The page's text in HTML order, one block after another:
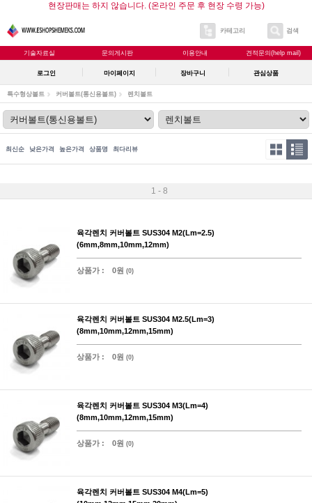
현장판매는 하지 않습니다. (온라인 주문 후 현장 수령 가능)
카테고리 검색
기술자료실 문의게시판 이용안내 견적문의(help mail)
로그인 마이페이지 장바구니 관심상품
특수형상볼트 커버볼트(통신용볼트) 렌치볼트
최신순 낮은가격 높은가격 상품명 최다리뷰
1 - 8
육각렌치 커버볼트 SUS304 M2(Lm=2.5)
(6mm,8mm,10mm,12mm)
상품가 : 0원 (0)
육각렌치 커버볼트 SUS304 M2.5(Lm=3)
(8mm,10mm,12mm,15mm)
상품가 : 0원 (0)
육각렌치 커버볼트 SUS304 M3(Lm=4)
(8mm,10mm,12mm,15mm)
상품가 : 0원 (0)
육각렌치 커버볼트 SUS304 M4(Lm=5)